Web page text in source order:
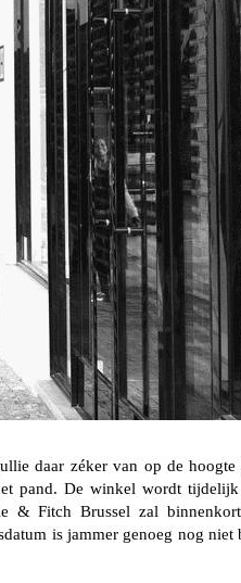
daar zéker van op de
pand. De winkel wordt
& Fitch Brussel zal
is jammer genoeg nog